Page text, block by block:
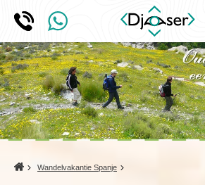
Home Wandelvakantie Spanje